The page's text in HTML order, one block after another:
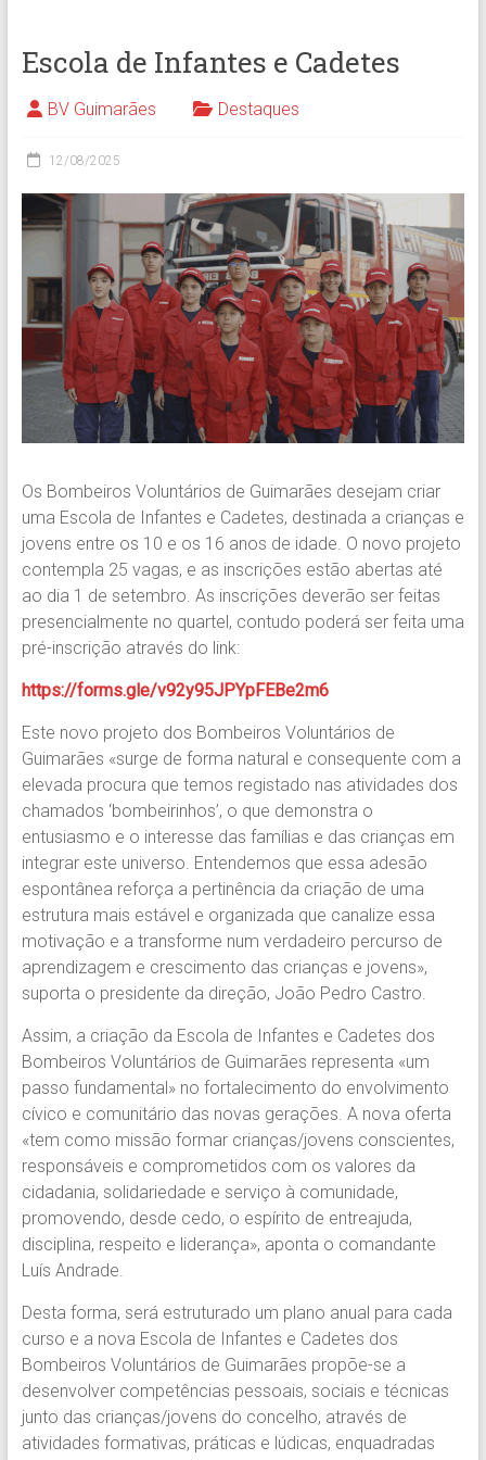
Escola de Infantes e Cadetes
BV Guimarães Destaques
12/08/2025
Os Bombeiros Voluntários de Guimarães desejam criar
uma Escola de Infantes e Cadetes, destinada a crianças e
jovens entre os 10 e os 16 anos de idade. O novo projeto
contempla 25 vagas, e as inscrições estão abertas até
ao dia 1 de setembro. As inscrições deverão ser feitas
presencialmente no quartel, contudo poderá ser feita uma
pré-inscrição através do link:
https://forms.gle/v92y95JPYpFEBe2m6
Este novo projeto dos Bombeiros Voluntários de
Guimarães «surge de forma natural e consequente com a
elevada procura que temos registado nas atividades dos
chamados ‘bombeirinhos’, o que demonstra o
entusiasmo e o interesse das famílias e das crianças em
integrar este universo. Entendemos que essa adesão
espontânea reforça a pertinência da criação de uma
estrutura mais estável e organizada que canalize essa
motivação e a transforme num verdadeiro percurso de
aprendizagem e crescimento das crianças e jovens»,
suporta o presidente da direção, João Pedro Castro.
Assim, a criação da Escola de Infantes e Cadetes dos
Bombeiros Voluntários de Guimarães representa «um
passo fundamental» no fortalecimento do envolvimento
cívico e comunitário das novas gerações. A nova oferta
«tem como missão formar crianças/jovens conscientes,
responsáveis e comprometidos com os valores da
cidadania, solidariedade e serviço à comunidade,
promovendo, desde cedo, o espírito de entreajuda,
disciplina, respeito e liderança», aponta o comandante
Luís Andrade.
Desta forma, será estruturado um plano anual para cada
curso e a nova Escola de Infantes e Cadetes dos
Bombeiros Voluntários de Guimarães propõe-se a
desenvolver competências pessoais, sociais e técnicas
junto das crianças/jovens do concelho, através de
atividades formativas, práticas e lúdicas, enquadradas